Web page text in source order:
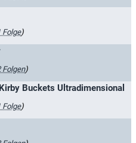
Folge)
Folgen)
Buckets Ultradimensional
Folge)